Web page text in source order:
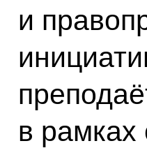
и
в рамках